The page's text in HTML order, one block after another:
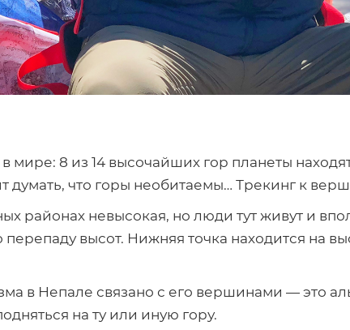
мире: 8 из 14 высочайших гор планеты
думать, что горы необитаемы… Трекинг к
районах невысокая, но люди тут живут и
высот. Нижняя точка находится на
в Непале связано с его вершинами — это
на ту или иную гору.